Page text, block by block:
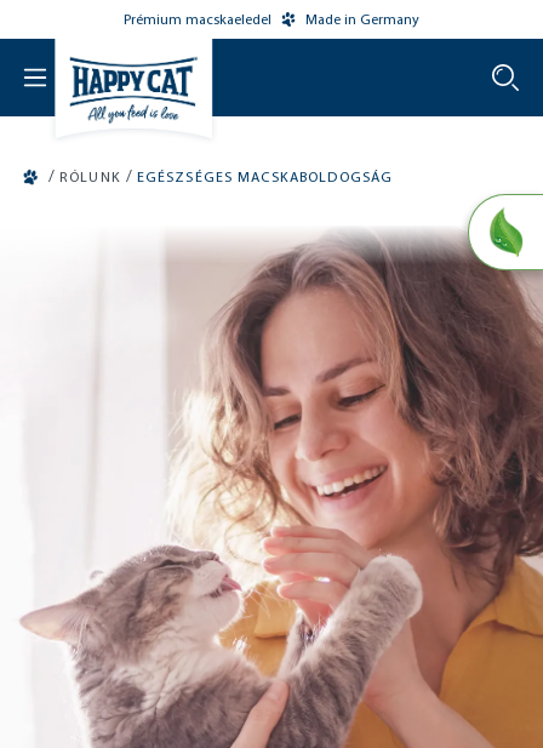
Prémium macskaeledel Made in Germany
/ RÓLUNK / EGÉSZSÉGES MACSKABOLDOGSÁG